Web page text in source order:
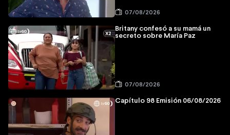
07/08/2026
Britany confesó a su mamá un
secreto sobre María Paz
07/08/2026
Capítulo 98 Emisión 06/08/2026